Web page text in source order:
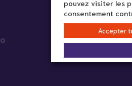
pouvez visiter les
consentement
Accepter